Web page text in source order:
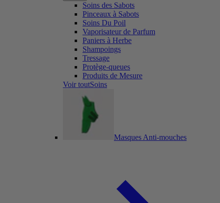
Soins des Sabots
Pinceaux à Sabots
Soins Du Poil
Vaporisateur de Parfum
Paniers à Herbe
Shampoings
Tressage
Protège-queues
Produits de Mesure
Voir toutSoins
Masques Anti-mouches